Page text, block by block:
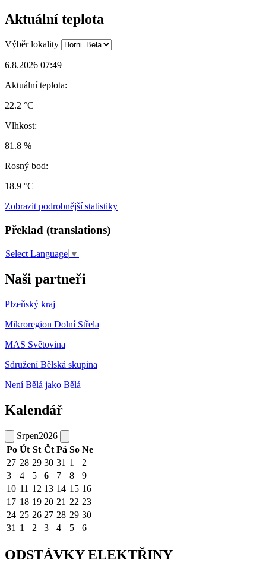
Aktuální teplota
Výběr lokality
6.8.2026 07:49
Aktuální teplota:
22.2 °C
Vlhkost:
81.8 %
Rosný bod:
18.9 °C
Zobrazit podrobnější statistiky
Překlad (translations)
Select Language ▼
Naši partneři
Plzeňský kraj
Mikroregion Dolní Střela
MAS Světovina
Sdružení Bělská skupina
Není Bělá jako Bělá
Kalendář
Srpen2026
Po Út St Čt Pá So Ne
27 28 29 30 31 1
2
3
4 5 6 7 8
9
10 11 12 13 14 15 16
17 18 19 20 21 22 23
24 25 26 27 28 29 30
31 1 2 3 4 5 6
ODSTÁVKY ELEKTŘINY